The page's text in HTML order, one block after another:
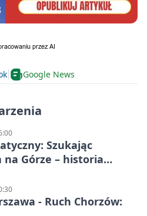
Google News
Szukając
Górze – historia
- Ruch Chorzów: